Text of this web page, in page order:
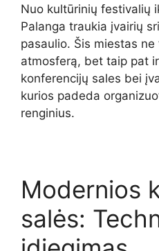
Nuo kultūrinių festivalių
Palanga traukia įvairių
pasaulio. Šis miestas
atmosferą, bet taip pat
konferencijų sales bei
kurios padeda
renginius.
Modernios
salės: